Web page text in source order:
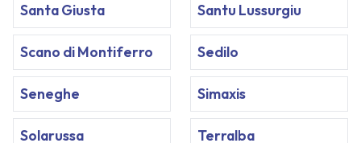
Santa Giusta Santu Lussurgiu
Scano di Montiferro Sedilo
Seneghe Simaxis
Solarussa Terralba